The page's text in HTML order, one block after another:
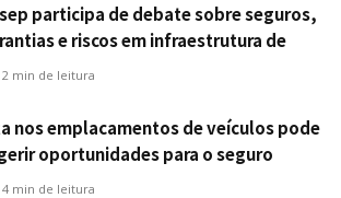
participa de debate sobre seguros,
e riscos em infraestrutura de
2 min de leitura
nos emplacamentos de veículos pode
oportunidades para o seguro
4 min de leitura